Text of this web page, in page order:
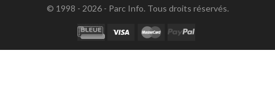
© 1998 - 2026 - Parc Info. Tous droits réservés.